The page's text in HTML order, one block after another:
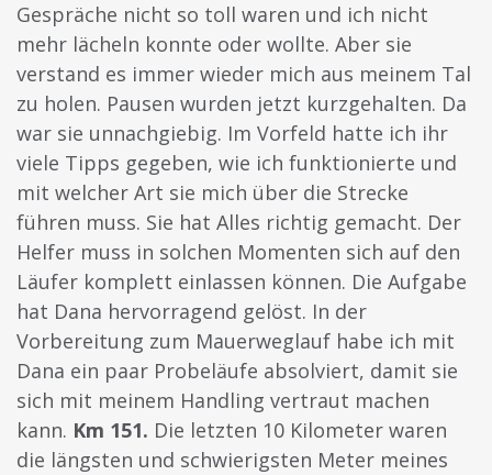
Gespräche nicht so toll waren und ich nicht
mehr lächeln konnte oder wollte. Aber sie
verstand es immer wieder mich aus meinem Tal
zu holen. Pausen wurden jetzt kurzgehalten. Da
war sie unnachgiebig. Im Vorfeld hatte ich ihr
viele Tipps gegeben, wie ich funktionierte und
mit welcher Art sie mich über die Strecke
führen muss. Sie hat Alles richtig gemacht. Der
Helfer muss in solchen Momenten sich auf den
Läufer komplett einlassen können. Die Aufgabe
hat Dana hervorragend gelöst. In der
Vorbereitung zum Mauerweglauf habe ich mit
Dana ein paar Probeläufe absolviert, damit sie
sich mit meinem Handling vertraut machen
kann. Km 151. Die letzten 10 Kilometer waren
die längsten und schwierigsten Meter meines